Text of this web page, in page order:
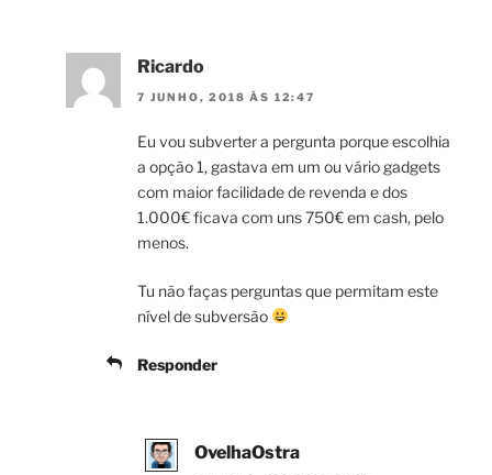
Ricardo
7 JUNHO, 2018 ÀS 12:47
Eu vou subverter a pergunta porque escolhia
a opção 1, gastava em um ou vário gadgets
com maior facilidade de revenda e dos
1.000€ ficava com uns 750€ em cash, pelo
menos.
Tu não faças perguntas que permitam este
nível de subversão
Responder
OvelhaOstra